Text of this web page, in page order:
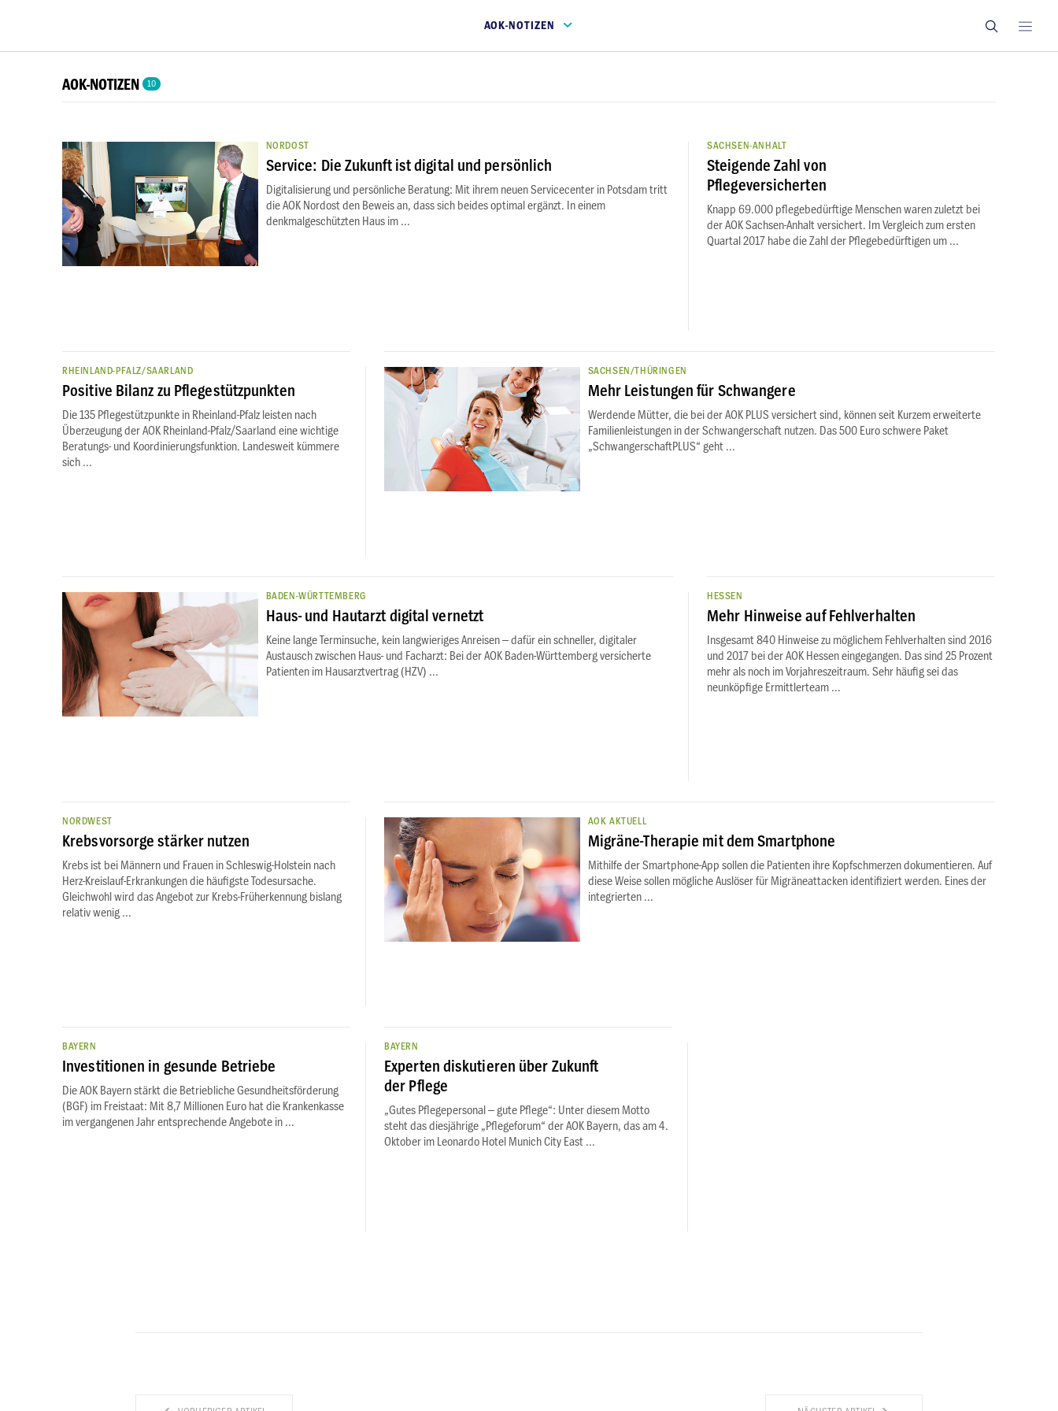
AOK-NOTIZEN
AOK-NOTIZEN 10
NORDOST
Service: Die Zukunft ist digital und persönlich
Digitalisierung und persönliche Beratung: Mit ihrem neuen Servicecenter in Potsdam tritt
die AOK Nordost den Beweis an, dass sich beides optimal ergänzt. In einem
denkmalgeschützten Haus im ...
SACHSEN-ANHALT
Steigende Zahl von
Pflegeversicherten
Knapp 69.000 pflegebedürftige Menschen waren zuletzt bei
der AOK Sachsen-Anhalt versichert. Im Vergleich zum ersten
Quartal 2017 habe die Zahl der Pflegebedürftigen um ...
RHEINLAND-PFALZ/SAARLAND
Positive Bilanz zu Pflegestützpunkten
Die 135 Pflegestützpunkte in Rheinland-Pfalz leisten nach
Überzeugung der AOK Rheinland-Pfalz/Saarland eine wichtige
Beratungs- und Koordinierungsfunktion. Landesweit kümmere
sich ...
SACHSEN/THÜRINGEN
Mehr Leistungen für Schwangere
Werdende Mütter, die bei der AOK PLUS versichert sind, können seit Kurzem erweiterte
Familienleistungen in der Schwangerschaft nutzen. Das 500 Euro schwere Paket
„SchwangerschaftPLUS“ geht ...
BADEN-WÜRTTEMBERG
Haus- und Hautarzt digital vernetzt
Keine lange Terminsuche, kein langwieriges Anreisen – dafür ein schneller, digitaler
Austausch zwischen Haus- und Facharzt: Bei der AOK Baden-Württemberg versicherte
Patienten im Hausarztvertrag (HZV) ...
HESSEN
Mehr Hinweise auf Fehlverhalten
Insgesamt 840 Hinweise zu möglichem Fehlverhalten sind 2016
und 2017 bei der AOK Hessen eingegangen. Das sind 25 Prozent
mehr als noch im Vorjahreszeitraum. Sehr häufig sei das
neunköpfige Ermittlerteam ...
NORDWEST
Krebsvorsorge stärker nutzen
Krebs ist bei Männern und Frauen in Schleswig-Holstein nach
Herz-Kreislauf-Erkrankungen die häufigste Todesursache.
Gleichwohl wird das Angebot zur Krebs-Früherkennung bislang
relativ wenig ...
AOK AKTUELL
Migräne-Therapie mit dem Smartphone
Mithilfe der Smartphone-App sollen die Patienten ihre Kopfschmerzen dokumentieren. Auf
diese Weise sollen mögliche Auslöser für Migräneattacken identifiziert werden. Eines der
integrierten ...
BAYERN
Investitionen in gesunde Betriebe
Die AOK Bayern stärkt die Betriebliche Gesundheitsförderung
(BGF) im Freistaat: Mit 8,7 Millionen Euro hat die Krankenkasse
im vergangenen Jahr entsprechende Angebote in ...
BAYERN
Experten diskutieren über Zukunft
der Pflege
„Gutes Pflegepersonal – gute Pflege“: Unter diesem Motto
steht das diesjährige „Pflegeforum“ der AOK Bayern, das am 4.
Oktober im Leonardo Hotel Munich City East ...